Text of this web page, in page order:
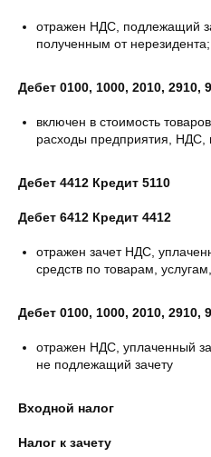
отражен НДС, подлежащий
полученным от нерезидента;
Дебет 0100, 1000, 2010, 2910,
включен в стоимость
расходы предприятия, НДС,
Дебет 4412 Кредит 5110
Дебет 6412 Кредит 4412
отражен зачет НДС,
средств по товарам,
Дебет 0100, 1000, 2010, 2910,
отражен НДС, уплаченный за
не подлежащий зачету
Входной налог
Налог к зачету